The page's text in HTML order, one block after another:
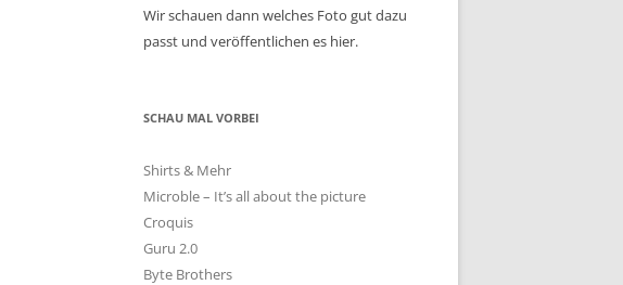
Wir schauen dann welches Foto gut dazu
passt und veröffentlichen es hier.
SCHAU MAL VORBEI
Shirts & Mehr
Microble – It’s all about the picture
Croquis
Guru 2.0
Byte Brothers